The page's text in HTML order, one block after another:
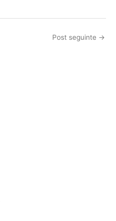
Post seguinte →